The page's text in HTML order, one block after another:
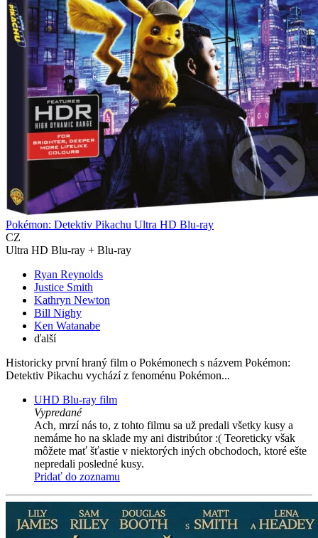
Pokémon: Detektiv Pikachu Ultra HD Blu-ray
CZ
Ultra HD Blu-ray + Blu-ray
Ryan Reynolds
Justice Smith
Kathryn Newton
Bill Nighy
Ken Watanabe
ďalší
Historicky první hraný film o Pokémonech s názvem Pokémon:
Detektiv Pikachu vychází z fenoménu Pokémon...
UHD Blu-ray film
Vypredané
Ach, mrzí nás to, z tohto filmu sa už predali všetky kusy a
nemáme ho na sklade my ani distribútor :( Teoreticky však
môžete mať šťastie v niektorých iných obchodoch, ktoré ešte
nepredali posledné kusy.
Pridať do zoznamu